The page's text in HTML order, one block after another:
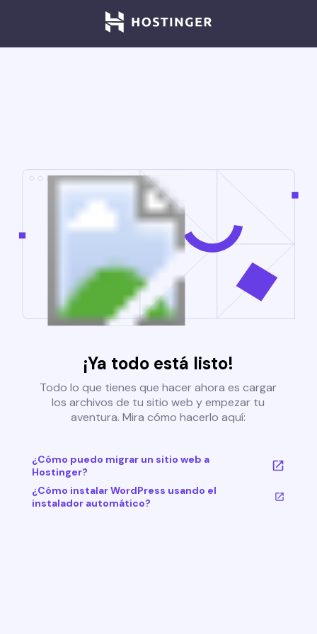
¡Ya todo está listo!
Todo lo que tienes que hacer ahora es cargar
los archivos de tu sitio web y empezar tu
aventura. Mira cómo hacerlo aquí:
¿Cómo puedo migrar un sitio web a
Hostinger?
¿Cómo instalar WordPress usando el
instalador automático?